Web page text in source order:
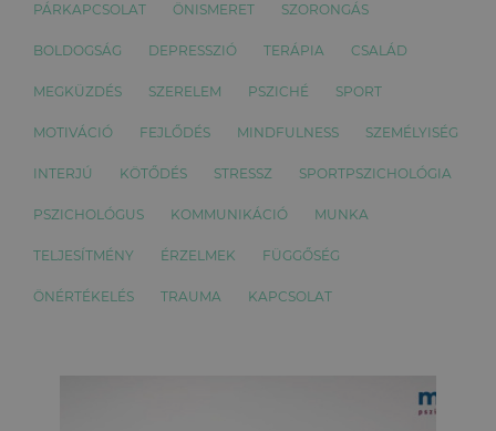
PÁRKAPCSOLAT ÖNISMERET SZORONGÁS
BOLDOGSÁG DEPRESSZIÓ TERÁPIA CSALÁD
MEGKÜZDÉS SZERELEM PSZICHÉ SPORT
MOTIVÁCIÓ FEJLŐDÉS MINDFULNESS SZEMÉLYISÉG
INTERJÚ KÖTŐDÉS STRESSZ SPORTPSZICHOLÓGIA
PSZICHOLÓGUS KOMMUNIKÁCIÓ MUNKA
TELJESÍTMÉNY ÉRZELMEK FÜGGŐSÉG
ÖNÉRTÉKELÉS TRAUMA KAPCSOLAT